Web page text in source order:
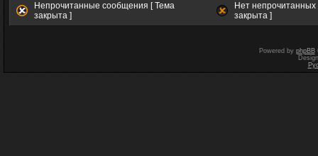
Непрочитанные сообщения [ Тема
закрыта ]
Нет
закрыта ]
Powered by phpBB